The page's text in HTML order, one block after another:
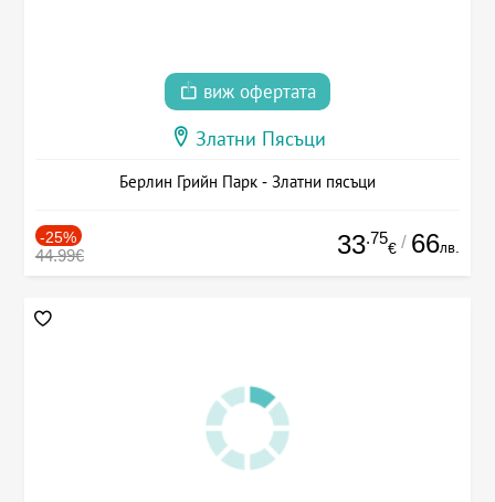
виж офертата
Златни Пясъци
Берлин Грийн Парк - Златни пясъци
-25%
44.99€ 33.75
€ / 66лв.